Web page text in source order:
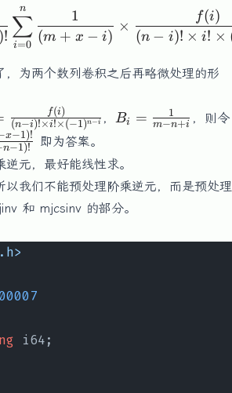
= \frac{(m-x-
)!
i=0
∑
n
(m + x − i)
1
×
(n − i)! × i! ×
f(i)
，为两个数列卷积之后再略微处理的形
1)^{n-
(n−i)!×i!×(−1)n−i
f(i) ，
B_i =
\frac{1}
n+i}
Bi = m−n+i
1 ，则令
n-
n−1)!
x−1)!
即为答案。
元，最好能线性求。
以我们不能预处理阶乘逆元，而是预处理
和 mjcsinv 的部分。
i64;